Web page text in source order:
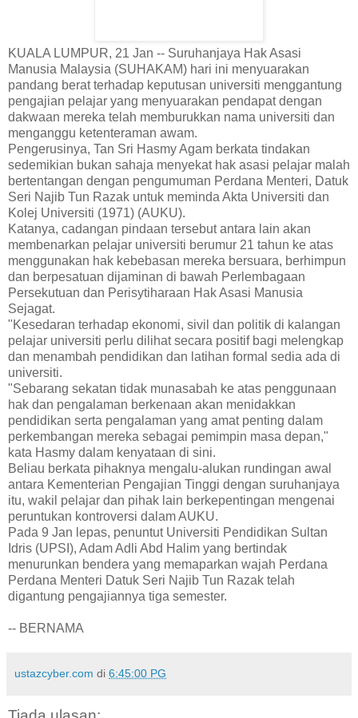
KUALA LUMPUR, 21 Jan -- Suruhanjaya Hak Asasi
Manusia Malaysia (SUHAKAM) hari ini menyuarakan
pandang berat terhadap keputusan universiti menggantung
pengajian pelajar yang menyuarakan pendapat dengan
dakwaan mereka telah memburukkan nama universiti dan
menganggu ketenteraman awam.
Pengerusinya, Tan Sri Hasmy Agam berkata tindakan
sedemikian bukan sahaja menyekat hak asasi pelajar malah
bertentangan dengan pengumuman Perdana Menteri, Datuk
Seri Najib Tun Razak untuk meminda Akta Universiti dan
Kolej Universiti (1971) (AUKU).
Katanya, cadangan pindaan tersebut antara lain akan
membenarkan pelajar universiti berumur 21 tahun ke atas
menggunakan hak kebebasan mereka bersuara, berhimpun
dan berpesatuan dijaminan di bawah Perlembagaan
Persekutuan dan Perisytiharaan Hak Asasi Manusia
Sejagat.
"Kesedaran terhadap ekonomi, sivil dan politik di kalangan
pelajar universiti perlu dilihat secara positif bagi melengkap
dan menambah pendidikan dan latihan formal sedia ada di
universiti.
"Sebarang sekatan tidak munasabah ke atas penggunaan
hak dan pengalaman berkenaan akan menidakkan
pendidikan serta pengalaman yang amat penting dalam
perkembangan mereka sebagai pemimpin masa depan,"
kata Hasmy dalam kenyataan di sini.
Beliau berkata pihaknya mengalu-alukan rundingan awal
antara Kementerian Pengajian Tinggi dengan suruhanjaya
itu, wakil pelajar dan pihak lain berkepentingan mengenai
peruntukan kontroversi dalam AUKU.
Pada 9 Jan lepas, penuntut Universiti Pendidikan Sultan
Idris (UPSI), Adam Adli Abd Halim yang bertindak
menurunkan bendera yang memaparkan wajah Perdana
Perdana Menteri Datuk Seri Najib Tun Razak telah
digantung pengajiannya tiga semester.
-- BERNAMA
ustazcyber.com di 6:45:00 PG